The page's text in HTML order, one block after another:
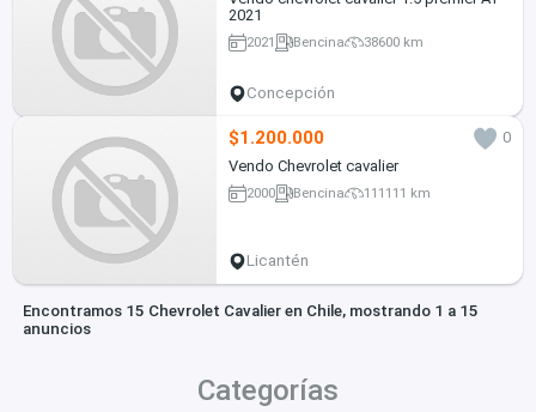
2021
2021 Bencina 38600 km
Concepción
$1.200.000
0
Vendo Chevrolet cavalier
2000 Bencina 111111 km
Licantén
Encontramos 15 Chevrolet Cavalier en Chile, mostrando 1 a 15
anuncios
Categorías